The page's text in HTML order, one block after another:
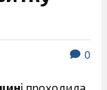
0
і проходила